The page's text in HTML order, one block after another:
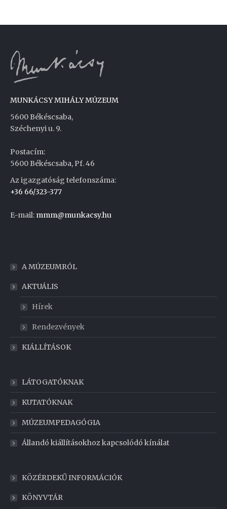
MUNKÁCSY MIHÁLY MÚZEUM
5600 Békéscsaba,
Széchenyi u. 9.
Postacím:
5600 Békéscsaba, Pf. 46
Az igazgatóság telefonszáma:
+36 66/323-377
E-mail: mmm@munkacsy.hu
A MÚZEUMRÓL
AKTUÁLIS
Hírek
Rendezvények
KIÁLLÍTÁSOK
LÁTOGATÓKNAK
KUTATÓKNAK
MÚZEUMPEDAGÓGIA
Állandó kiállításokhoz kapcsolódó kínálat
KÖZÉRDEKŰ INFORMÁCIÓK
KÖNYVTÁR